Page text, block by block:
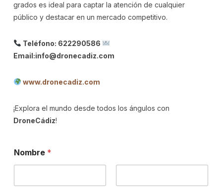
grados es ideal para captar la atención de cualquier
público y destacar en un mercado competitivo.
Teléfono: 622290586
Email:info@dronecadiz.com
www.dronecadiz.com
¡Explora el mundo desde todos los ángulos con
DroneCádiz!
G
P
C
Nombre *